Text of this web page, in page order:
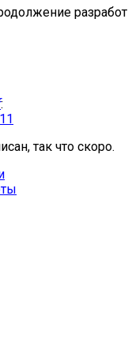
:
так что скоро.